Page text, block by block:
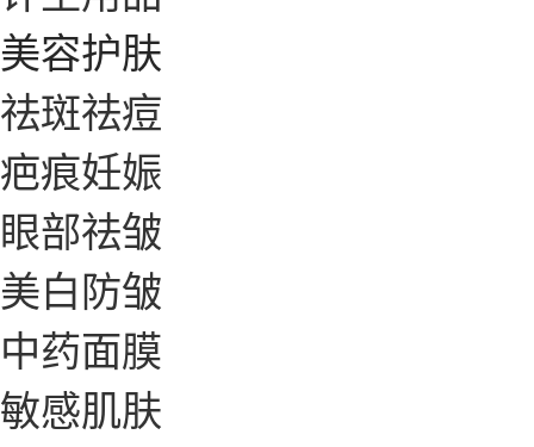
美容护肤
祛斑祛痘
疤痕妊娠
眼部祛皱
美白防皱
中药面膜
敏感肌肤